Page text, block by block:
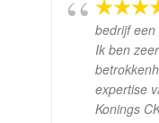
bedrijf
Ik ben
expertise
Konings